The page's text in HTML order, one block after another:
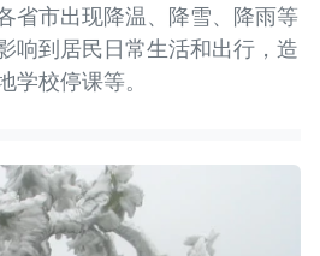
省市出现降温、降雪、降雨等
响到居民日常生活和出行，造
学校停课等。